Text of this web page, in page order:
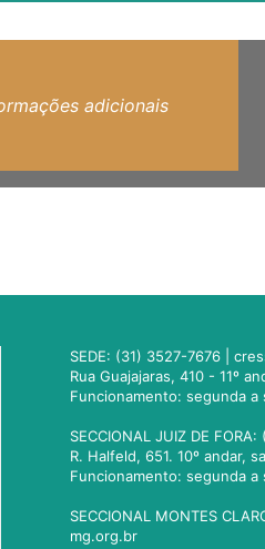
adicionais
SEDE: (31) 3527-7676 |
Rua Guajajaras, 410 - 11º
Funcionamento: segunda a
SECCIONAL JUIZ DE
R. Halfeld, 651. 10º andar,
Funcionamento: segunda a
SECCIONAL MONTES
mg.org.br